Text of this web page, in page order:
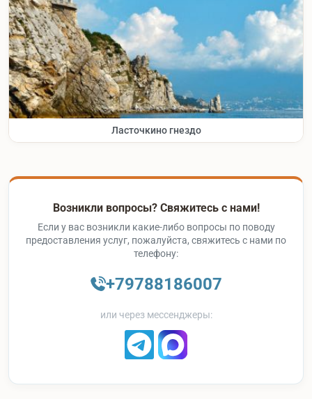
Ласточкино гнездо
Возникли вопросы? Свяжитесь с нами!
Если у вас возникли какие-либо вопросы по поводу
предоставления услуг, пожалуйста, свяжитесь с нами по
телефону:
+79788186007
или через мессенджеры: